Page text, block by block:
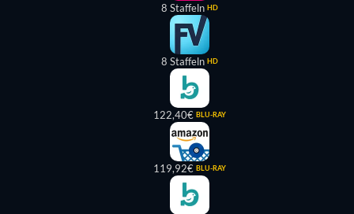
8 Staffeln HD
8 Staffeln HD
122,40€ BLU-RAY
119,92€ BLU-RAY